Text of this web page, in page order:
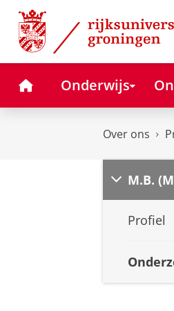
Skip
Content
Skip
Navigation
HomeOnderwijs
Over ons
M.B.
Profiel